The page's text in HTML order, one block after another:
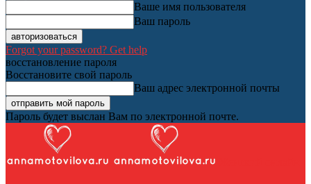
Ваше имя пользователя
Ваш пароль
Forgot your password? Get help
восстановление пароля
Восстановите свой пароль
Ваш адрес электронной почты
Пароль будет выслан Вам по электронной почте.